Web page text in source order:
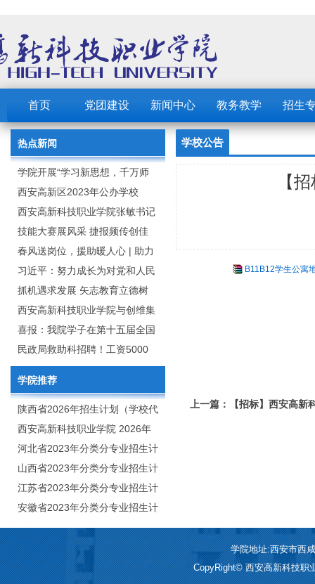
首页 党团建设 新闻中心 教务教学 招生
热点新闻
学院开展“学习新思想，千万师
生同上一堂课”活动
西安高新区2023年公办学校
（园） 公开招聘教职工公告
西安高新科技职业学院张敏书记
为全院师生党员上党课
技能大赛展风采 捷报频传创佳
绩：西安高新科技职业学院师生
在2023年陕西省职业技能大赛中
取佳绩
春风送岗位，援助暖人心 | 助力
毕业生求职就业
习近平：努力成长为对党和人民
忠诚可靠、堪当时代重任的栋梁
之才
抓机遇求发展 矢志教育立德树
人：西安高新科技职业学院召开
2020年年终总结暨表彰网络视频
会
西安高新科技职业学院与创维集
团举行校企合作签约仪式
喜报：我院学子在第十五届全国
大学生广告艺术大赛（大广
赛）、第十一届未来设计师.高校
数字艺术设计大赛（NCDA）国
赛中喜获佳绩
民政局救助科招聘！工资5000
元/月
学院推荐
陕西省2026年招生计划（学校代
码：8103）
西安高新科技职业学院 2026年
招生章程
河北省2023年分类分专业招生计
划（院校代号：1889）
山西省2023年分类分专业招生计
划（院校代号：5560）
江苏省2023年分类分专业招生计
划（院校代号：8931）
安徽省2023年分类分专业招生计
划（院校代号：2648）
学校公告
【
B11B12学生公寓
上一篇：【招标】西安高
学院地址:西安市西
CopyRight© 西安高新科技职